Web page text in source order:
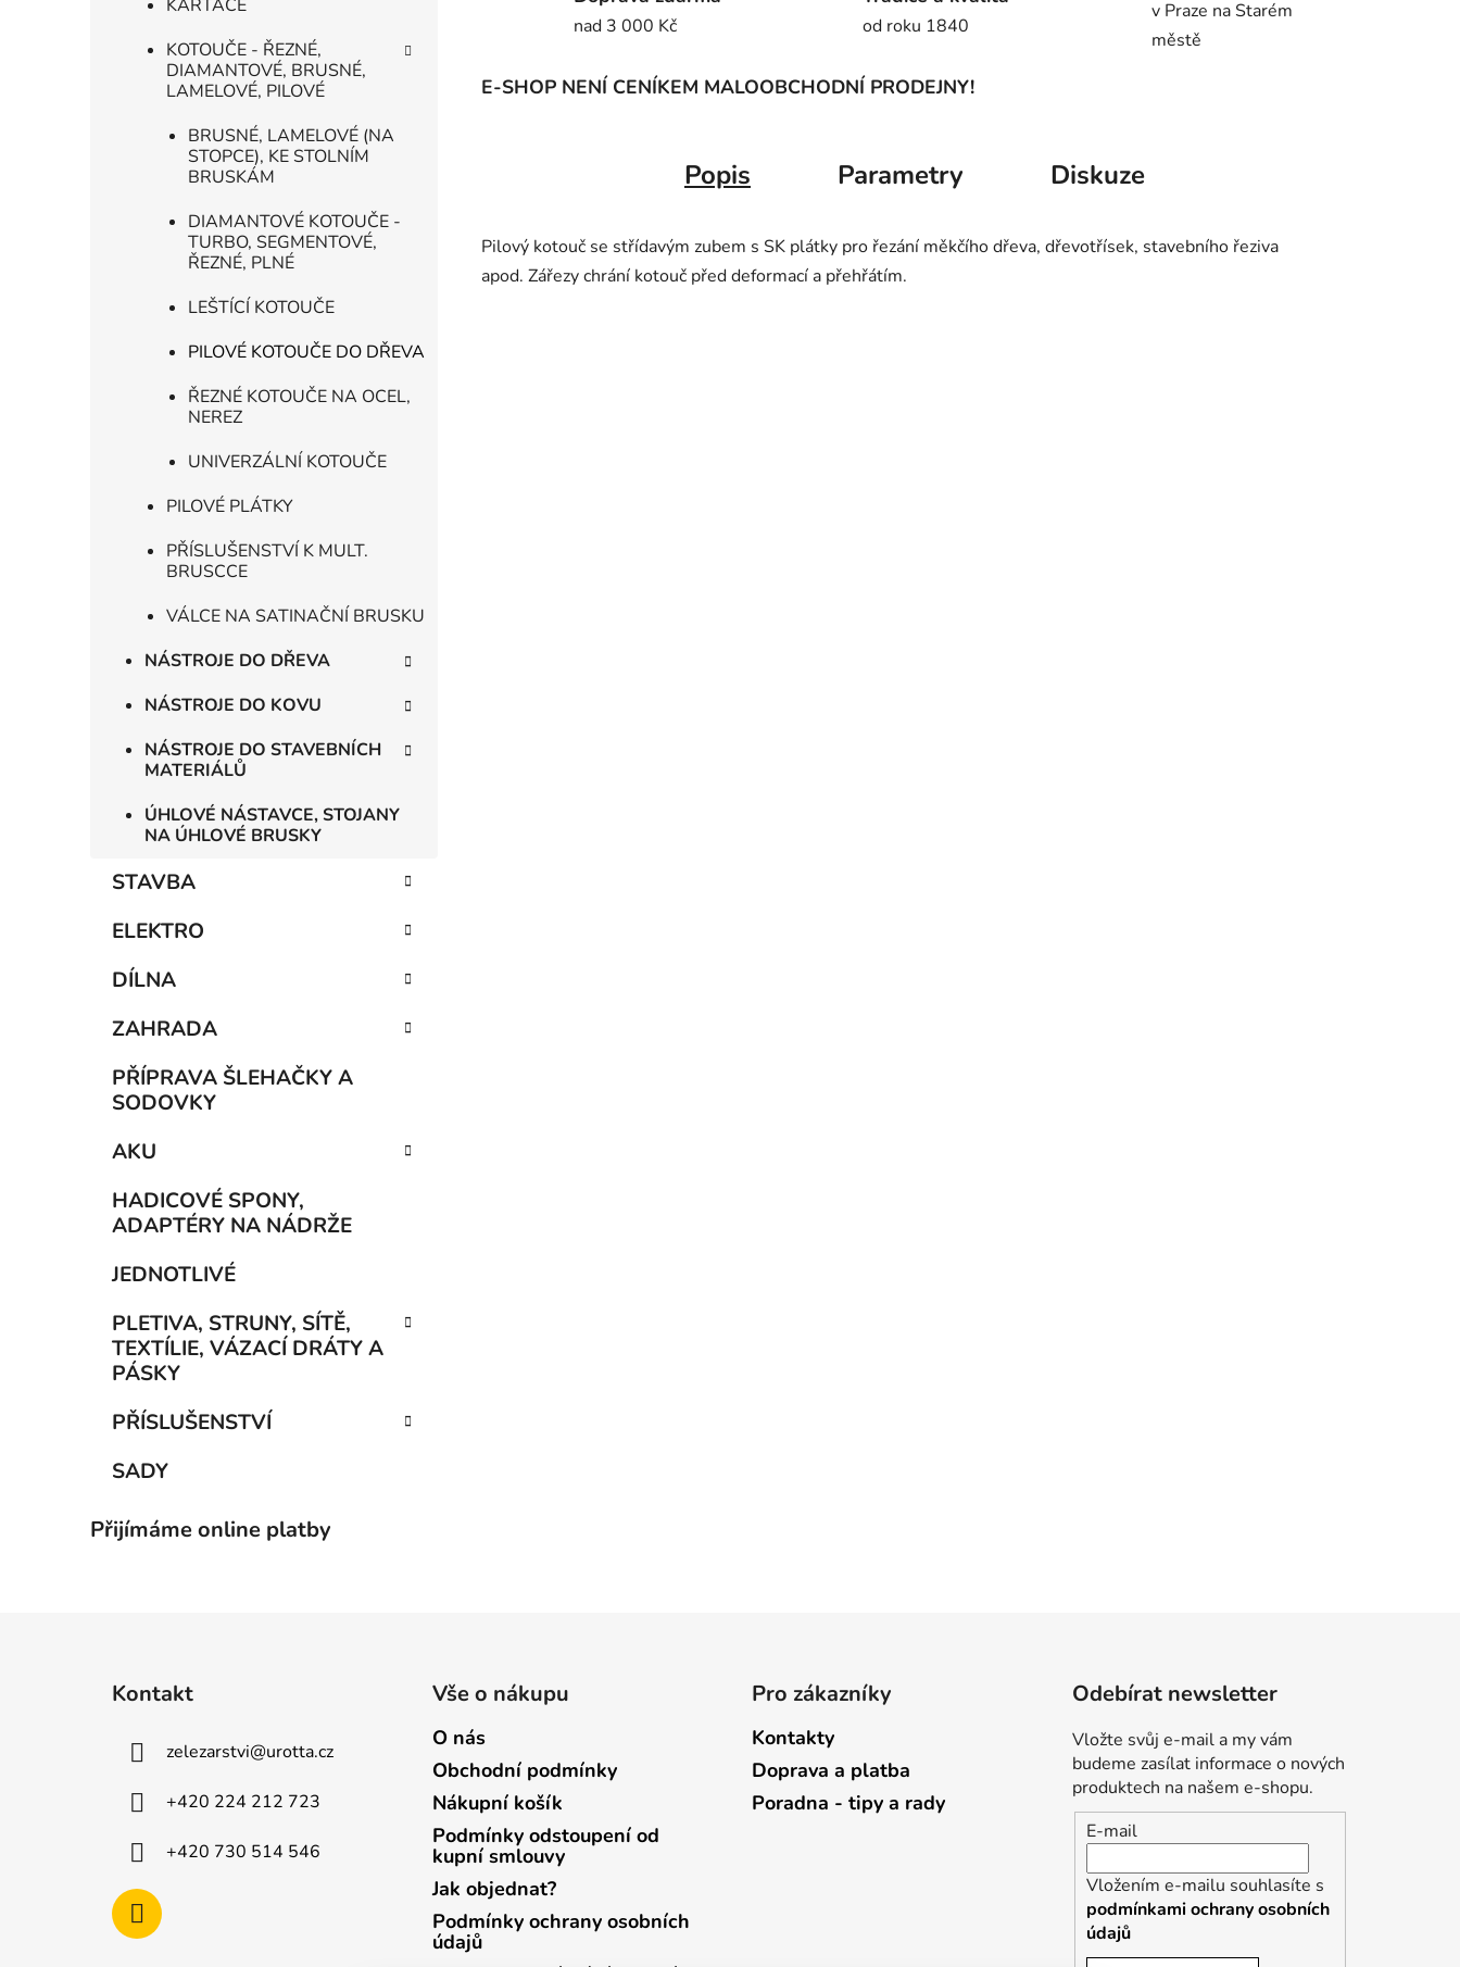
KARTÁČE
KOTOUČE - ŘEZNÉ,
DIAMANTOVÉ, BRUSNÉ,
LAMELOVÉ, PILOVÉ
BRUSNÉ, LAMELOVÉ (NA
STOPCE), KE STOLNÍM
BRUSKÁM
DIAMANTOVÉ KOTOUČE -
TURBO, SEGMENTOVÉ,
ŘEZNÉ, PLNÉ
LEŠTÍCÍ KOTOUČE
PILOVÉ KOTOUČE DO DŘEVA
ŘEZNÉ KOTOUČE NA OCEL,
NEREZ
UNIVERZÁLNÍ KOTOUČE
PILOVÉ PLÁTKY
PŘÍSLUŠENSTVÍ K MULT.
BRUSCCE
VÁLCE NA SATINAČNÍ BRUSKU
NÁSTROJE DO DŘEVA
NÁSTROJE DO KOVU
NÁSTROJE DO STAVEBNÍCH
MATERIÁLŮ
ÚHLOVÉ NÁSTAVCE, STOJANY
NA ÚHLOVÉ BRUSKY
STAVBA
ELEKTRO
DÍLNA
ZAHRADA
PŘÍPRAVA ŠLEHAČKY A
SODOVKY
AKU
HADICOVÉ SPONY,
ADAPTÉRY NA NÁDRŽE
JEDNOTLIVÉ
PLETIVA, STRUNY, SÍTĚ,
TEXTÍLIE, VÁZACÍ DRÁTY A
PÁSKY
PŘÍSLUŠENSTVÍ
SADY
Přijímáme online platby
nad 3 000 Kč od roku 1840
v Praze na Starém
městě
E-SHOP NENÍ CENÍKEM MALOOBCHODNÍ PRODEJNY!
Popis Parametry Diskuze
Pilový kotouč se střídavým zubem s SK plátky pro řezání měkčího dřeva, dřevotřísek, stavebního řeziva
apod. Zářezy chrání kotouč před deformací a přehřátím.
Kontakt
zelezarstvi@urotta.cz
+420 224 212 723
+420 730 514 546
Vše o nákupu
O nás
Obchodní podmínky
Nákupní košík
Podmínky odstoupení od
kupní smlouvy
Jak objednat?
Podmínky ochrany osobních
údajů
Pro zákazníky
Kontakty
Doprava a platba
Poradna - tipy a rady
Odebírat newsletter
Vložte svůj e-mail a my vám
budeme zasílat informace o nových
produktech na našem e-shopu.
E-mail
Vložením e-mailu souhlasíte s
podmínkami ochrany osobních
údajů